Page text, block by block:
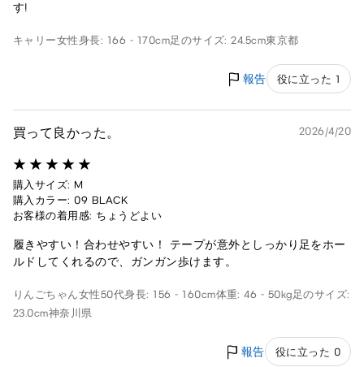
す!
キャリー女性身長: 166 - 170cm足のサイズ: 24.5cm東京都
報告 役に立った 1
買って良かった。 2026/4/20
購入サイズ: M
購入カラー: 09 BLACK
お客様の着用感: ちょうどよい
履きやすい！合わせやすい！ テープが意外としっかり足をホー
ルドしてくれるので、ガンガン歩けます。
りんごちゃん女性50代身長: 156 - 160cm体重: 46 - 50kg足のサイズ:
23.0cm神奈川県
報告 役に立った 0